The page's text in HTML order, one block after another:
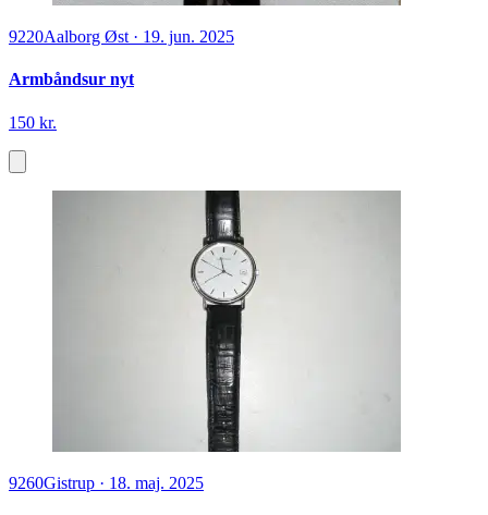
9220Aalborg Øst · 19. jun. 2025
Armbåndsur nyt
150 kr.
9260Gistrup · 18. maj. 2025